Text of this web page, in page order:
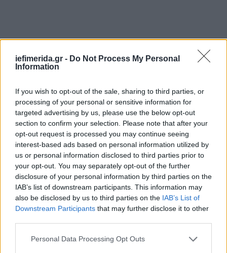
iefimerida.gr - Do Not Process My Personal
Information
If you wish to opt-out of the sale, sharing to third parties, or
processing of your personal or sensitive information for
targeted advertising by us, please use the below opt-out
section to confirm your selection. Please note that after your
opt-out request is processed you may continue seeing
interest-based ads based on personal information utilized by
us or personal information disclosed to third parties prior to
your opt-out. You may separately opt-out of the further
disclosure of your personal information by third parties on the
IAB’s list of downstream participants. This information may
also be disclosed by us to third parties on the IAB’s List of
Downstream Participants that may further disclose it to other
Please note that this website/app uses one or more Google
Personal Data Processing Opt Outs